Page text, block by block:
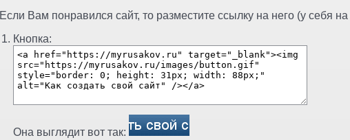
Если Вам понравился сайт, то разместите ссылку на него (у себя
Кнопка:
Она выглядит вот так: